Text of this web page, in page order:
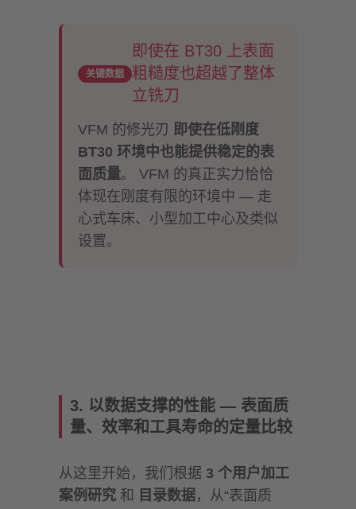
关键数据
即使在 BT30 上表面
粗糙度也超越了整体
立铣刀
VFM 的修光刃 即使在低刚度
BT30 环境中也能提供稳定的表
面质量。 VFM 的真正实力恰恰
体现在刚度有限的环境中 — 走
心式车床、小型加工中心及类似
设置。
3. 以数据支撑的性能 — 表面质
量、效率和工具寿命的定量比较
从这里开始，我们根据 3 个用户加工
案例研究 和 目录数据，从“表面质